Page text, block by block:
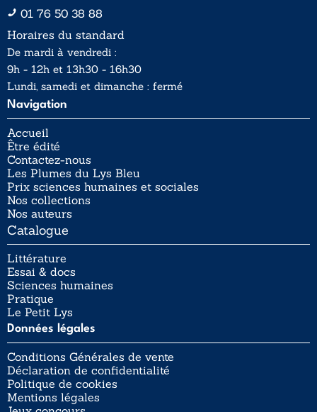
01 76 50 38 88
Horaires du standard
De mardi à vendredi :
9h - 12h et 13h30 - 16h30
Lundi, samedi et dimanche : fermé
Navigation
Accueil
Être édité
Contactez-nous
Les Plumes du Lys Bleu
Prix sciences humaines et sociales
Nos collections
Nos auteurs
Catalogue
Littérature
Essai & docs
Sciences humaines
Pratique
Le Petit Lys
Données légales
Conditions Générales de vente
Déclaration de confidentialité
Politique de cookies
Mentions légales